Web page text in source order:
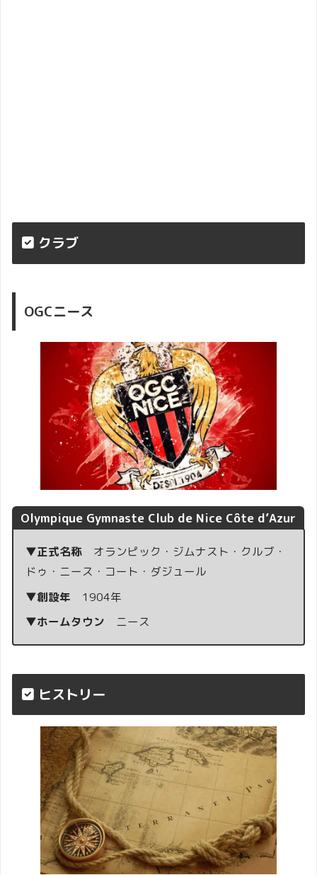
クラブ
OGCニース
Olympique Gymnaste Club de Nice Côte d’Azur
▼正式名称 オランピック・ジムナスト・クルブ・
ドゥ・ニース・コート・ダジュール
▼創設年 1904年
▼ホームタウン ニース
ヒストリー